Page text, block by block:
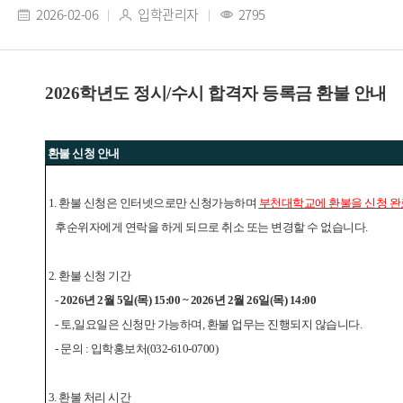
2026-02-06 입학관리자 2795
2026학년도 정시/수시 합격자 등록금 환불 안내
환불 신청 안내
1. 환불 신청은 인터넷으로만 신청가능하며 부천대학교에 환불을 신청
후순위자에게 연락을 하게 되므로 취소 또는 변경할 수 없습니다.
2. 환불 신청 기간
-2026년 2월 5일(목) 15:00 ~ 2026년 2월 26일(목) 14:00
- 토,일요일은 신청만 가능하며, 환불 업무는 진행되지 않습니다.
- 문의 : 입학홍보처(032-610-0700)
3. 환불 처리 시간